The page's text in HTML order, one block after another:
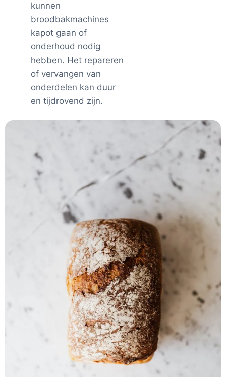
kunnen
broodbakmachines
kapot gaan of
onderhoud nodig
hebben. Het repareren
of vervangen van
onderdelen kan duur
en tijdrovend zijn.